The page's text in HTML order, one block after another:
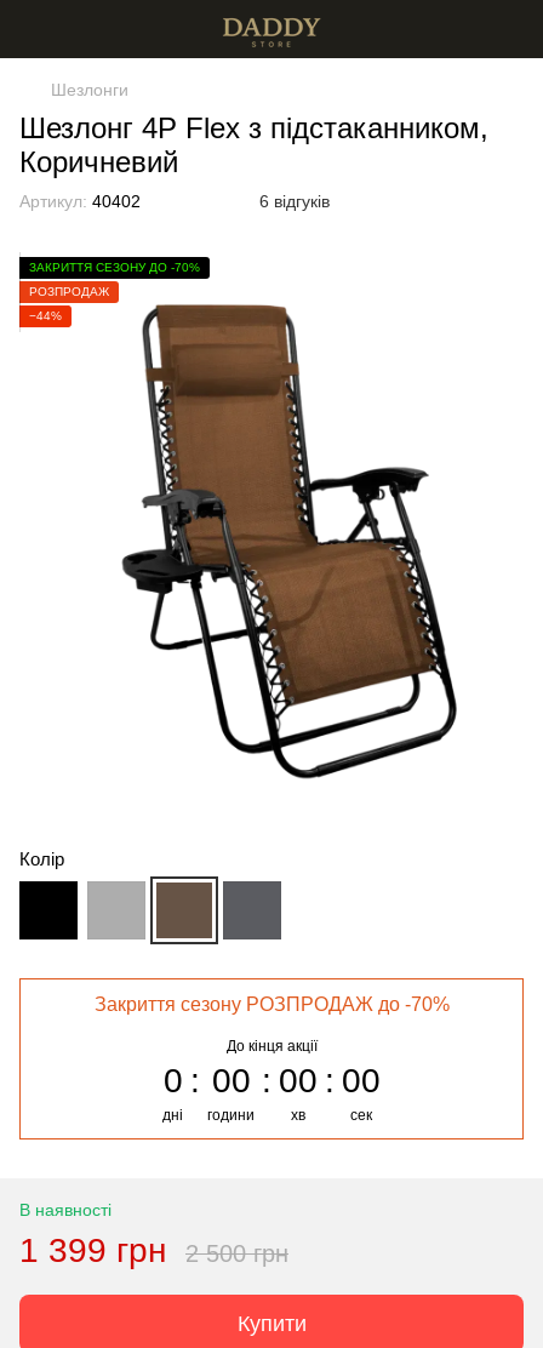
Шезлонги
Шезлонг 4P Flex з підстаканником,
Коричневий
Артикул: 40402 6 відгуків
ЗАКРИТТЯ СЕЗОНУ ДО -70%
РОЗПРОДАЖ
−44%
Колір
Закриття сезону РОЗПРОДАЖ до -70%
До кінця акції
0
дні
00
години
00
хв
00
сек
В наявності
1 399 грн 2 500 грн
Купити